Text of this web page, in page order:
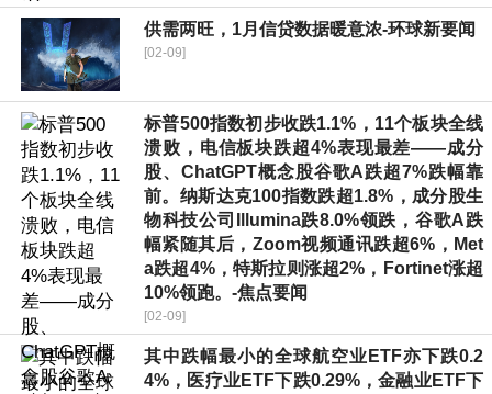
供需两旺，1月信贷数据暖意浓-环球新要闻
[02-09]
标普500指数初步收跌1.1%，11个板块全线
溃败，电信板块跌超4%表现最差——成分
股、ChatGPT概念股谷歌A跌超7%跌幅靠
前。纳斯达克100指数跌超1.8%，成分股生
物科技公司Illumina跌8.0%领跌，谷歌A跌
幅紧随其后，Zoom视频通讯跌超6%，Met
a跌超4%，特斯拉则涨超2%，Fortinet涨超
10%领跑。-焦点要闻
[02-09]
其中跌幅最小的全球航空业ETF亦下跌0.2
4%，医疗业ETF下跌0.29%，金融业ETF下